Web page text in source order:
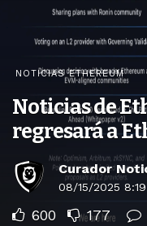
NOTICIAS ETHEREUM
Noticias de
regresará a
Curador
08/15/2025
600 177